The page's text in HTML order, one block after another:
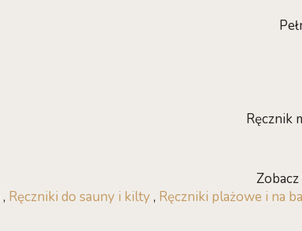
Ręcznik
, Ręczniki do sauny i kilty, Ręczniki plażowe i na